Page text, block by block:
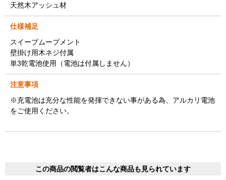
天然木アッシュ材
仕様補足
スイープムーブメント
壁掛け用木ネジ付属
単3乾電池使用（電池は付属しません）
注意事項
※充電池は充分な性能を発揮できない事がある為、アルカリ電池
をご使用ください。
この商品の閲覧者はこんな商品も見られています